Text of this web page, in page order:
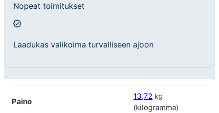
Nopeat toimitukset
Laadukas valikoima turvalliseen ajoon
Paino
13,72 kg
(kilogramma)